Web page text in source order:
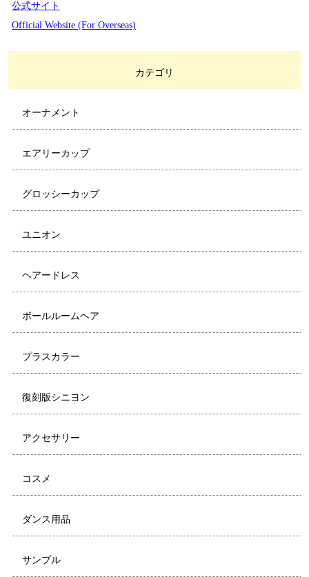
公式サイト
Official Website (For Overseas)
カテゴリ
オーナメント
エアリーカップ
グロッシーカップ
ユニオン
ヘアードレス
ボールルームヘア
プラスカラー
復刻版シニヨン
アクセサリー
コスメ
ダンス用品
サンプル